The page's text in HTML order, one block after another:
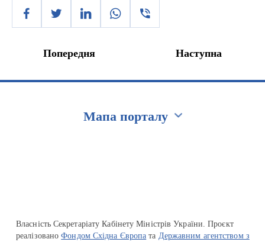
Попередня Наступна
Мапа порталу
Власність Секретаріату Кабінету Міністрів України. Проєкт
реалізованоФондом Східна Європа та Державним агентством з